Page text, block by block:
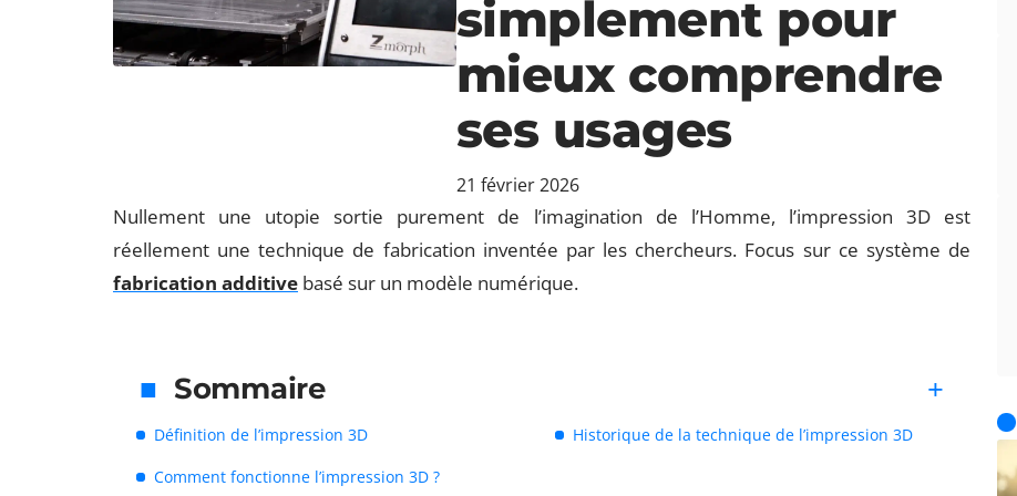
simplement pour
mieux comprendre
ses usages
21 février 2026
Nullement une utopie sortie purement de l’imagination de l’Homme, l’impression 3D est
réellement une technique de fabrication inventée par les chercheurs. Focus sur ce système de
fabrication additive basé sur un modèle numérique.
Sommaire
Définition de l’impression 3D
Historique de la technique de l’impression 3D
Comment fonctionne l’impression 3D ?